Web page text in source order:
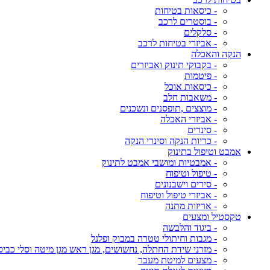
- כיסאות בטיחות
- בוסטרים לרכב
- סלקלים
- אביזרי בטיחות לרכב
הנקה והאכלה
- בקבוקי תינוק ואביזרים
- פיטמות
- כיסאות אוכל
- משאבות חלב
- מוצצים ,תופסנים ונשכנים
- אביזרי האכלה
- סינרים
- כריות הנקה וסינרי הנקה
אמבט וטיפול בתינוק
- אמבטיות ומושבי אמבט לתינוק
- טיפול וטיפוח
- סירים וישבנונים
- אביזרי טיפול וטיפוח
- אריזות מתנה
טקסטיל ומצעים
- ביגוד והלבשה
- מגבות וחיתולי טטרה במבוק ופלנל
- מזרני שידת החתלה, נחשושים, מגן ראש מגן מיטה וסלי
- מצעים למיטת מעבר